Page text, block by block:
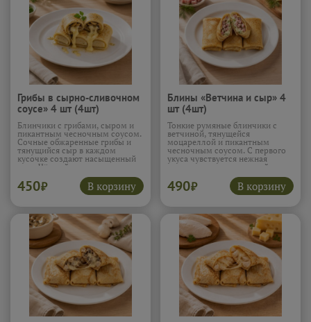
Грибы в сырно-сливочном
соусе» 4 шт (4шт)
Блинчики с грибами, сыром и
пикантным чесночным соусом.
Сочные обжаренные грибы и
тянущийся сыр в каждом
кусочке создают насыщенный
вкус. Чёрный перец и
чесночный соус добавляют
глубину и лёгкую остринку,
которая заставляет захотеть
450₽ В корзину
Блины «Ветчина и сыр» 4
шт (4шт)
Тонкие румяные блинчики с
ветчиной, тянущейся
моцареллой и пикантным
чесночным соусом. С первого
укуса чувствуется нежная
ветчина и расплавленный сыр,
который аппетитно тянется
внутри. Чесночный соус
добавляет яркости и делает
настоящее удовольствие.
Подробнее...
490₽ В корзину